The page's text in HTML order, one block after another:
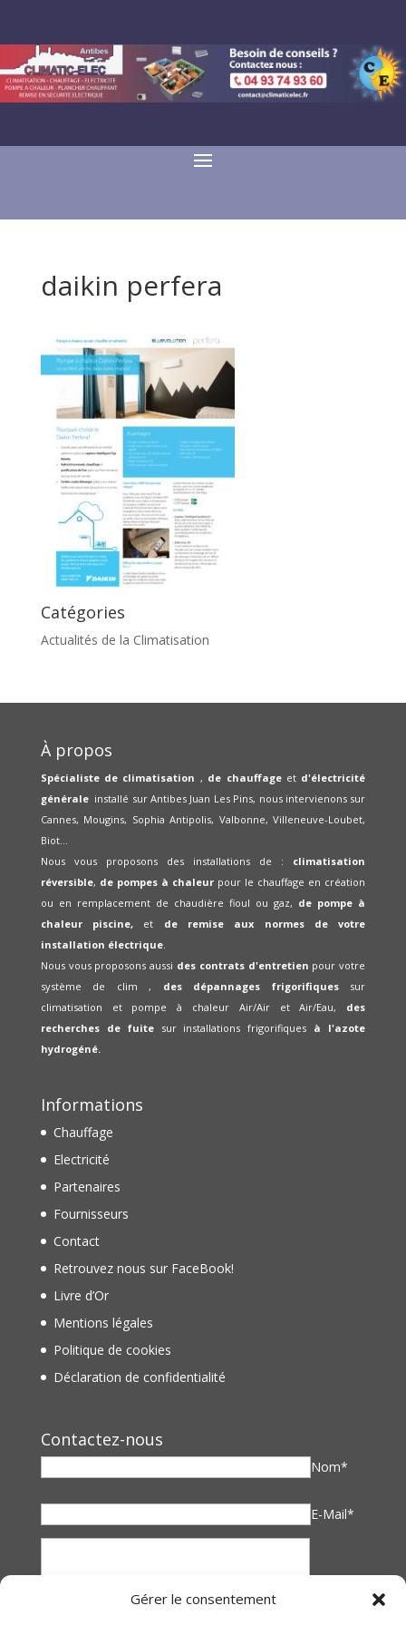
Gérer le consentement
daikin perfera
Catégories
Actualités de la Climatisation
À propos
Spécialiste de climatisation , de chauffageet d'électricité
générale installé sur Antibes Juan Les Pins, nous intervienons sur
Cannes, Mougins, Sophia Antipolis, Valbonne, Villeneuve-Loubet,
Biot...
Nous vous proposons des installations de : climatisation
réversible, de pompes à chaleurpour le chauffage en création
ou en remplacement de chaudière fioul ou gaz, de pompe à
chaleur piscine, et de remise aux normes de votre
installation électrique.
Nous vous proposons aussi des contrats d'entretien pour votre
système de clim , des dépannages frigorifiquessur
climatisation et pompe à chaleur Air/Air et Air/Eau, des
recherches de fuite sur installations frigorifiques à l'azote
hydrogéné.
Informations
Chauffage
Electricité
Partenaires
Fournisseurs
Contact
Retrouvez nous sur FaceBook!
Livre d’Or
Mentions légales
Politique de cookies
Déclaration de confidentialité
Contactez-nous
Nom*
E-Mail*